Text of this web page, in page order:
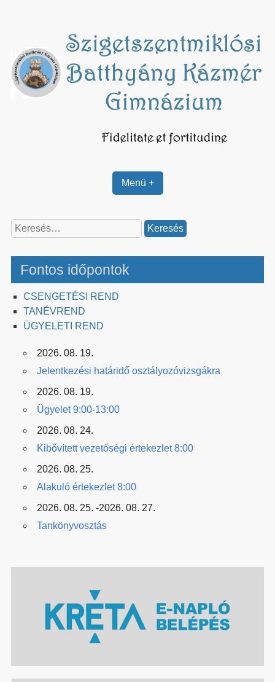
Menü +
Keresés:
Fontos időpontok
CSENGETÉSI REND
TANÉVREND
ÜGYELETI REND
2026. 08. 19.
Jelentkezési határidő osztályozóvizsgákra
2026. 08. 19.
Ügyelet 9:00-13:00
2026. 08. 24.
Kibővített vezetőségi értekezlet 8:00
2026. 08. 25.
Alakuló értekezlet 8:00
2026. 08. 25. -2026. 08. 27.
Tankönyvosztás